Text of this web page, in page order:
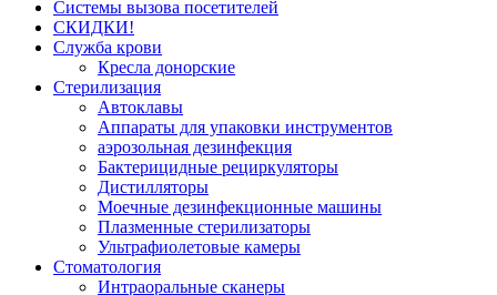
Системы вызова посетителей
СКИДКИ!
Служба крови
Кресла донорские
Стерилизация
Автоклавы
Аппараты для упаковки инструментов
аэрозольная дезинфекция
Бактерицидные рециркуляторы
Дистилляторы
Моечные дезинфекционные машины
Плазменные стерилизаторы
Ультрафиолетовые камеры
Стоматология
Интраоральные сканеры